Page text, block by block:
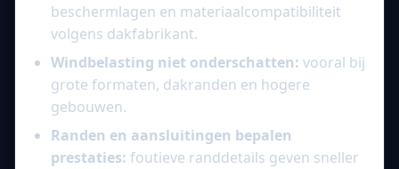
beschermlagen en materiaalcompatibiliteit
volgens dakfabrikant.
Windbelasting niet onderschatten: vooral bij
grote formaten, dakranden en hogere
gebouwen.
Randen en aansluitingen bepalen
prestaties: foutieve randdetails geven sneller